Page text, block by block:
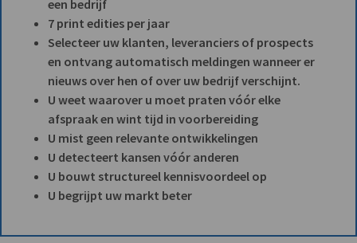
een bedrijf
7 print edities per jaar
Selecteer uw klanten, leveranciers of prospects
en ontvang automatisch meldingen wanneer er
nieuws over hen of over uw bedrijf verschijnt.
U weet waarover u moet praten vóór elke
afspraak en wint tijd in voorbereiding
U mist geen relevante ontwikkelingen
U detecteert kansen vóór anderen
U bouwt structureel kennisvoordeel op
U begrijpt uw markt beter